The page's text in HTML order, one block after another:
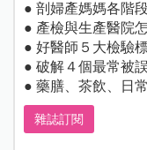
● 剖婦產媽媽各階
● 產檢與生產醫院
● 好醫師５大檢驗
● 破解４個最常被
● 藥膳、茶飲、日
雜誌訂閱